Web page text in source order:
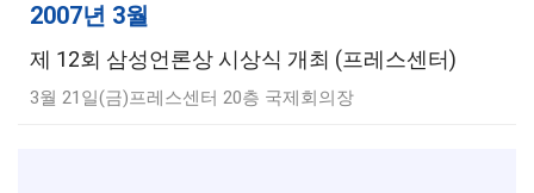
2007년 3월
제 12회 삼성언론상 시상식 개최 (프레스센터)
3월 21일(금)프레스센터 20층 국제회의장